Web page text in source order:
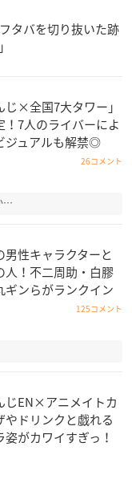
タバを切り抜いた跡
じ×全国7大タワー」
！7人のライバーによ
ジュアルも解禁◎
26コメント
…
男性キャラクターと
人！不二周助・白膠
ギンらがランクイン
125コメント
じEN×アニメイトカ
やドリンクと戯れる
姿がカワイすぎっ！